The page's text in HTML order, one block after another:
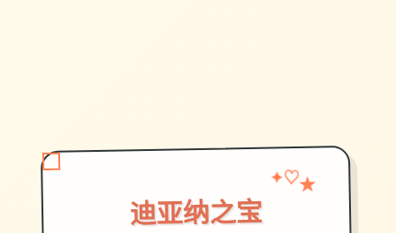
迪亚纳之宝
✦♡★